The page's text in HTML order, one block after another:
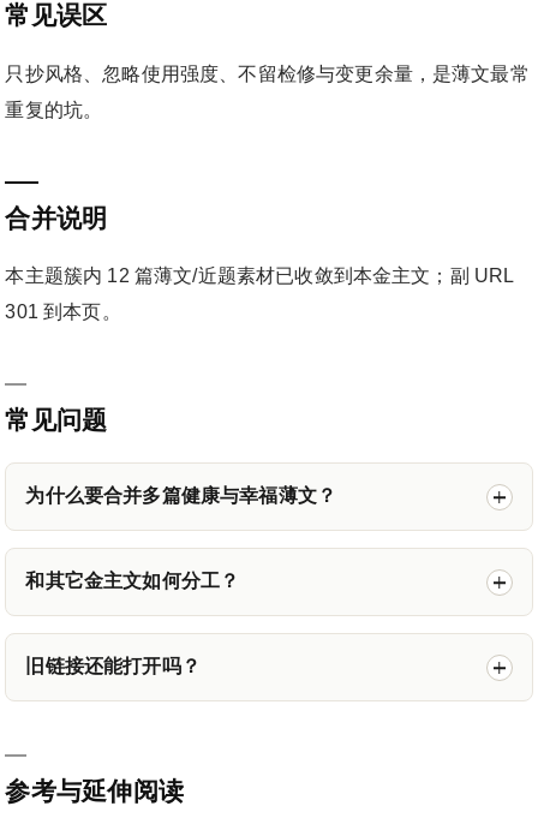
常见误区
只抄风格、忽略使用强度、不留检修与变更余量，是薄文最常
重复的坑。
合并说明
本主题簇内 12 篇薄文/近题素材已收敛到本金主文；副 URL
301 到本页。
常见问题
为什么要合并多篇健康与幸福薄文？
和其它金主文如何分工？
旧链接还能打开吗？
参考与延伸阅读